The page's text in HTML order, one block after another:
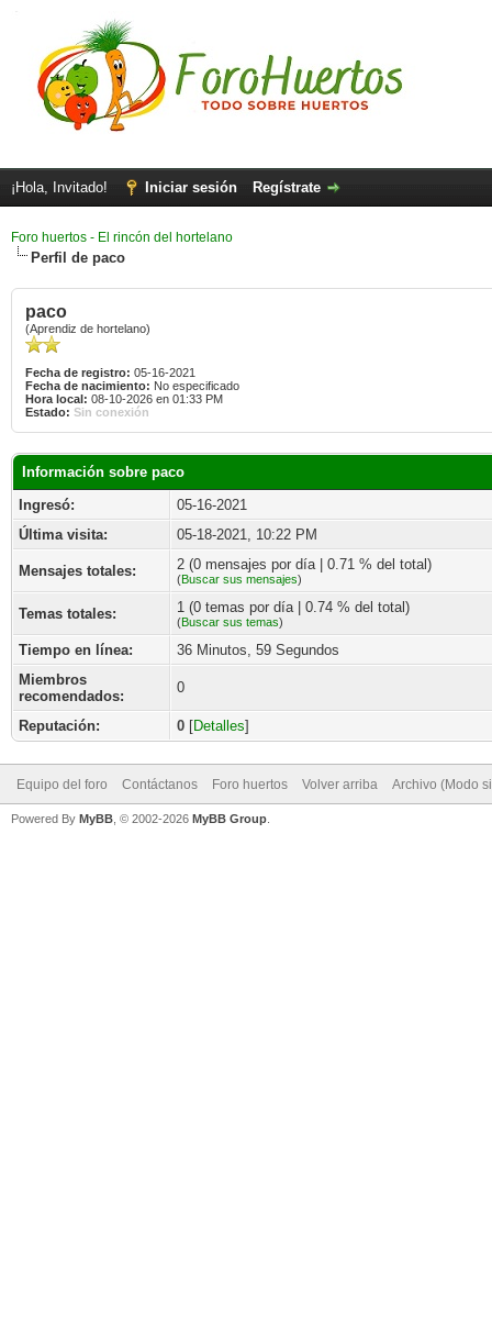
¡Hola, Invitado! Iniciar sesión Regístrate
Foro huertos - El rincón del hortelano
Perfil de paco
paco
(Aprendiz de hortelano)
Fecha de registro: 05-16-2021
Fecha de nacimiento: No especificado
Hora local: 08-10-2026 en 01:33 PM
Estado: Sin conexión
Información sobre paco
Ingresó:
05-16-2021
Última visita:
05-18-2021, 10:22 PM
Mensajes totales: 2 (0 mensajes por día | 0.71 % del total)
(Buscar sus mensajes)
Temas totales: 1 (0 temas por día | 0.74 % del total)
(Buscar sus temas)
Tiempo en línea:
36 Minutos, 59 Segundos
Miembros
recomendados:
0
Reputación: 0 [Detalles]
Equipo del foro Contáctanos Foro huertos Volver arriba Archivo (Modo
Powered By MyBB , © 2002-2026 MyBB Group